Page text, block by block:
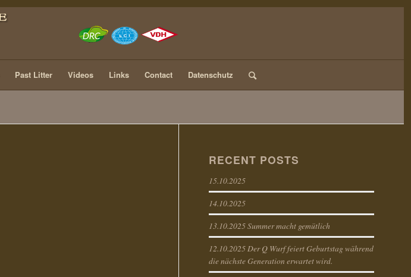
Past Litter Videos Links Contact Datenschutz
RECENT POSTS
15.10.2025
14.10.2025
13.10.2025 Summer macht gemütlich
12.10.2025 Der Q Wurf feiert Geburtstag während
die nächste Generation erwartet wird.